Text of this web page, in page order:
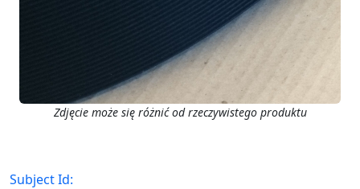
Zdjęcie może się różnić od rzeczywistego produktu
Subject Id: